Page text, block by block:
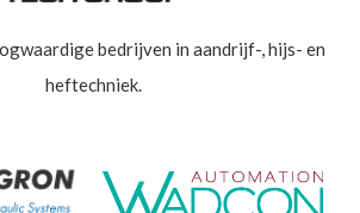
bedrijven in aandrijf-, hijs- en
heftechniek.